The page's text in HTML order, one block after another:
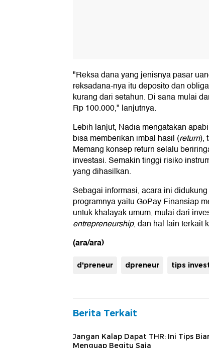
"Reksa dana yang jenisnya pasar
reksadana-nya itu deposito dan
kurang dari setahun. Di sana mulai
Rp 100.000," lanjutnya.
Lebih lanjut, Nadia mengatakan
bisa memberikan imbal hasil (return),
Memang konsep return selalu
investasi. Semakin tinggi risiko
yang dihasilkan.
Sebagai informasi, acara ini
programnya yaitu GoPay Finansiap
untuk khalayak umum, mulai dari
entrepreneurship, dan hal lain terkait
(ara/ara)
d'preneur dpreneur tips
Berita Terkait
Jangan Kalap Dapat THR: Ini Tips
Menguap Begitu Saja